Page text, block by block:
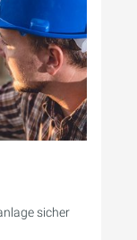
sicher